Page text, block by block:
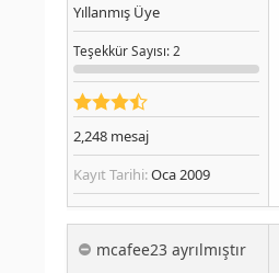
Yıllanmış Üye
TeşekkürSayısı: 2
2,248 mesaj
Kayıt Tarihi:Oca 2009
mcafee23 ayrılmıştır